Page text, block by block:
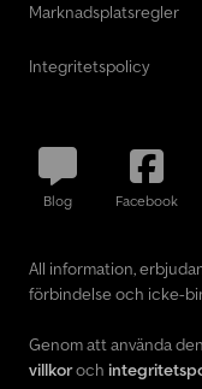
Marknadsplatsregler
Integritetspolicy
Blog Facebook
All information,
förbindelse och icke-
Genom att använda
villkoroch